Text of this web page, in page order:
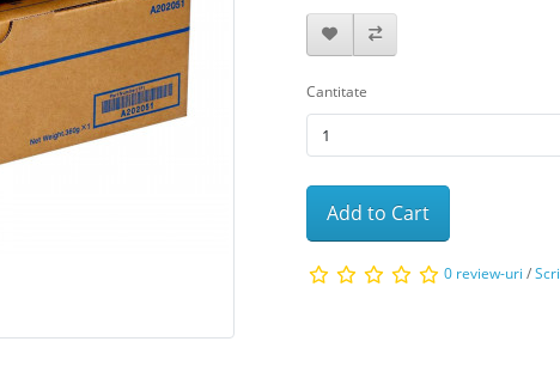
Cantitate
Add to Cart
0 review-uri /